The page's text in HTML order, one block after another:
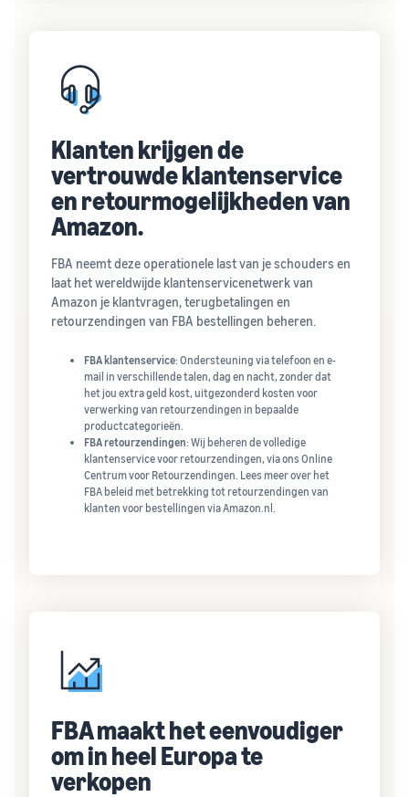
Klanten krijgen de
vertrouwde klantenservice
en retourmogelijkheden van
Amazon.
FBA neemt deze operationele last van je schouders en
laat het wereldwijde klantenservicenetwerk van
Amazon je klantvragen, terugbetalingen en
retourzendingen van FBA bestellingen beheren.
FBA klantenservice: Ondersteuning via telefoon en e-
mail in verschillende talen, dag en nacht, zonder dat
het jou extra geld kost, uitgezonderd kosten voor
verwerking van retourzendingen in bepaalde
productcategorieën.
FBA retourzendingen: Wij beheren de volledige
klantenservice voor retourzendingen, via ons Online
Centrum voor Retourzendingen. Lees meer over het
FBA beleid met betrekking tot retourzendingen van
klanten voor bestellingen via Amazon.nl.
FBA maakt het eenvoudiger
om in heel Europa te
verkopen